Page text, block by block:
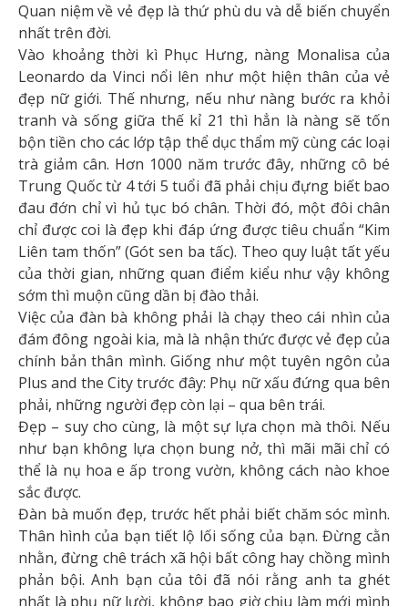
Quan niệm về vẻ đẹp là thứ phù du và dễ biến chuyển
nhất trên đời.
Vào khoảng thời kì Phục Hưng, nàng Monalisa của
Leonardo da Vinci nổi lên như một hiện thân của vẻ
đẹp nữ giới. Thế nhưng, nếu như nàng bước ra khỏi
tranh và sống giữa thế kỉ 21 thì hẳn là nàng sẽ tốn
bộn tiền cho các lớp tập thể dục thẩm mỹ cùng các loại
trà giảm cân. Hơn 1000 năm trước đây, những cô bé
Trung Quốc từ 4 tới 5 tuổi đã phải chịu đựng biết bao
đau đớn chỉ vì hủ tục bó chân. Thời đó, một đôi chân
chỉ được coi là đẹp khi đáp ứng được tiêu chuẩn “Kim
Liên tam thốn” (Gót sen ba tấc). Theo quy luật tất yếu
của thời gian, những quan điểm kiểu như vậy không
sớm thì muộn cũng dần bị đào thải.
Việc của đàn bà không phải là chạy theo cái nhìn của
đám đông ngoài kia, mà là nhận thức được vẻ đẹp của
chính bản thân mình. Giống như một tuyên ngôn của
Plus and the City trước đây: Phụ nữ xấu đứng qua bên
phải, những người đẹp còn lại – qua bên trái.
Đẹp – suy cho cùng, là một sự lựa chọn mà thôi. Nếu
như bạn không lựa chọn bung nở, thì mãi mãi chỉ có
thể là nụ hoa e ấp trong vườn, không cách nào khoe
sắc được.
Đàn bà muốn đẹp, trước hết phải biết chăm sóc mình.
Thân hình của bạn tiết lộ lối sống của bạn. Đừng cằn
nhằn, đừng chê trách xã hội bất công hay chồng mình
phản bội. Anh bạn của tôi đã nói rằng anh ta ghét
nhất là phụ nữ lười, không bao giờ chịu làm mới mình